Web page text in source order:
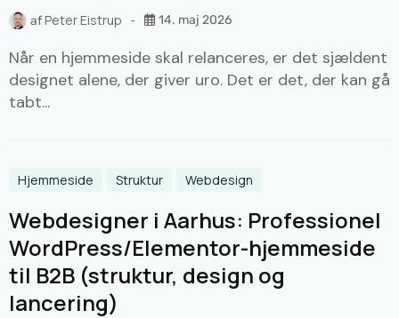
afPeter Eistrup 14. maj 2026
Når en hjemmeside skal relanceres, er det sjældent
designet alene, der giver uro. Det er det, der kan gå
tabt...
Hjemmeside Struktur Webdesign
Webdesigner i Aarhus: Professionel
WordPress/Elementor-hjemmeside
til B2B (struktur, design og
lancering)